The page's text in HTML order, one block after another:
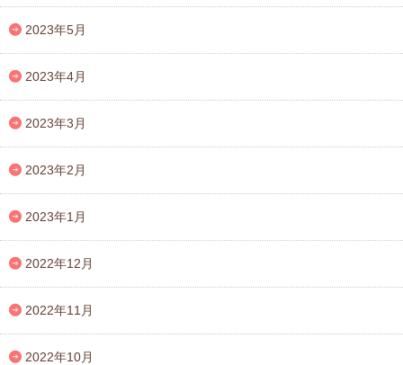
2023年5月
2023年4月
2023年3月
2023年2月
2023年1月
2022年12月
2022年11月
2022年10月